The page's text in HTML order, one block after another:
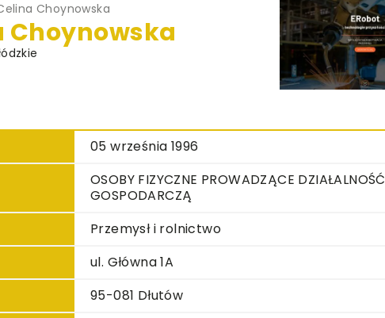
Choynowska
Choynowska
05 września 1996
OSOBY FIZYCZNE PROWADZĄCE DZIAŁALNOŚĆ
GOSPODARCZĄ
Przemysł i rolnictwo
ul. Główna 1A
95-081 Dłutów